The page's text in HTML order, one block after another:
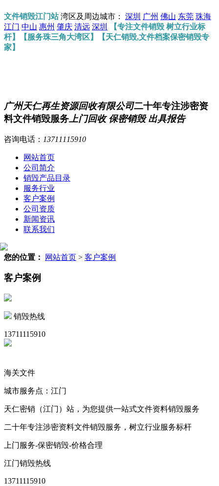
文件销毁江门站湾区及周边城市： 深圳 广州 佛山 东莞 珠海
江门 中山 惠州 肇庆 清远 深圳
【专注文件销毁 树立行业标
杆】【服务珠三角大湾区】【天仁销毁,文件档案保密销毁专
家】
广州天仁再生资源回收有限公司二十年专注涉密资
料文件销毁服务 上门回收 保密销毁 出具报告
咨询电话： 13711115910
网站首页
公司简介
销毁产品目录
服务行业
客户案例
公司资质
新闻资讯
联系我们
您的位置： 网站首页 > 客户案例
客户案例
销毁热线
13711115910
海关文件
城市服务点：江门
天仁密销（江门）站，为您提供一站式文件资料销毁服务
二十年专注涉密资料文件销毁服务，树立行业服务标杆
上门服务-保密销毁-价格合理
江门销毁热线
13711115910